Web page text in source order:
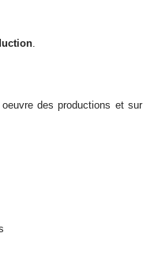
des productions et sur